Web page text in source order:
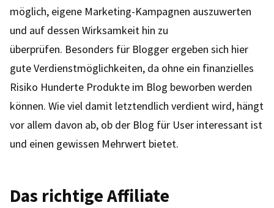
möglich, eigene Marketing-Kampagnen auszuwerten
und auf dessen Wirksamkeit hin zu
überprüfen. Besonders für Blogger ergeben sich hier
gute Verdienstmöglichkeiten, da ohne ein finanzielles
Risiko Hunderte Produkte im Blog beworben werden
können. Wie viel damit letztendlich verdient wird, hängt
vor allem davon ab, ob der Blog für User interessant ist
und einen gewissen Mehrwert bietet.
Das richtige Affiliate